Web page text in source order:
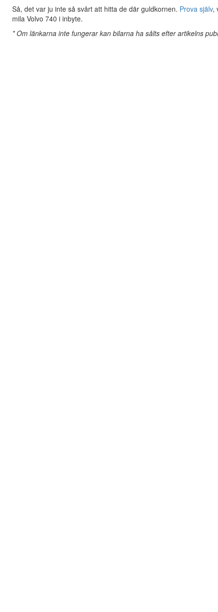
Så, det var ju inte så svårt att hitta de där guldkornen. Prova själv,
mila Volvo 740 i inbyte.
* Om länkarna inte fungerar kan bilarna ha sålts efter artikelns